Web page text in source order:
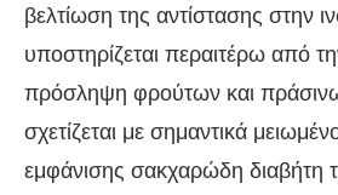
βελτίωση της αντίστασης στην
υποστηρίζεται περαιτέρω από
πρόσληψη φρούτων και
σχετίζεται με σημαντικά
εμφάνισης σακχαρώδη διαβήτη